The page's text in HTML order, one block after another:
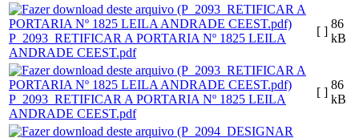
P_2093_RETIFICAR A PORTARIA Nº 1825 LEILA
ANDRADE CEEST.pdf
[ ]
86
kB
P_2093_RETIFICAR A PORTARIA Nº 1825 LEILA
ANDRADE CEEST.pdf
[ ]
86
kB